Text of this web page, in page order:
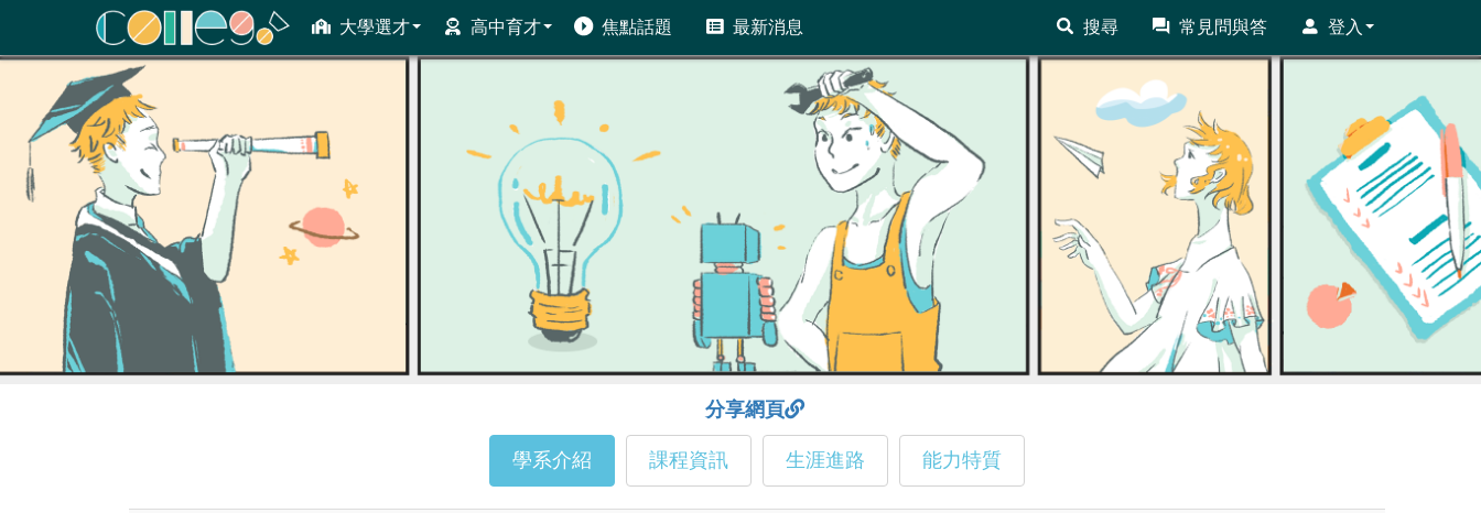
大學選才 高中育才 焦點話題 最新消息 搜尋 常見問與答 登入
ColleGo! 大學選才與高中育才輔助系統
分享網頁
學系介紹 課程資訊 生涯進路 能力特質